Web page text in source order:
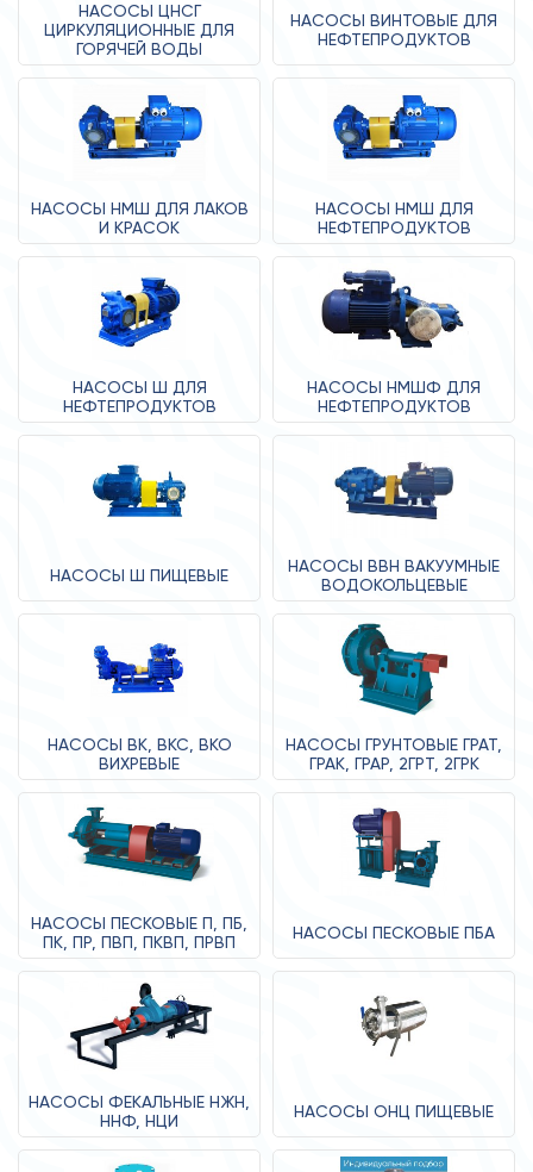
НАСОСЫ ЦНСГ
ЦИРКУЛЯЦИОННЫЕ ДЛЯ
ГОРЯЧЕЙ ВОДЫ
НАСОСЫ ВИНТОВЫЕ ДЛЯ
НЕФТЕПРОДУКТОВ
НАСОСЫ НМШ ДЛЯ ЛАКОВ
И КРАСОК
НАСОСЫ НМШ ДЛЯ
НЕФТЕПРОДУКТОВ
НАСОСЫ Ш ДЛЯ
НЕФТЕПРОДУКТОВ
НАСОСЫ НМШФ ДЛЯ
НЕФТЕПРОДУКТОВ
НАСОСЫ Ш ПИЩЕВЫЕ
НАСОСЫ ВВН ВАКУУМНЫЕ
ВОДОКОЛЬЦЕВЫЕ
НАСОСЫ ВК, ВКС, ВКО
ВИХРЕВЫЕ
НАСОСЫ ГРУНТОВЫЕ ГРАТ,
ГРАК, ГРАР, 2ГРТ, 2ГРК
НАСОСЫ ПЕСКОВЫЕ П, ПБ,
ПК, ПР, ПВП, ПКВП, ПРВП
НАСОСЫ ПЕСКОВЫЕ ПБА
НАСОСЫ ФЕКАЛЬНЫЕ НЖН,
ННФ, НЦИ
НАСОСЫ ОНЦ ПИЩЕВЫЕ